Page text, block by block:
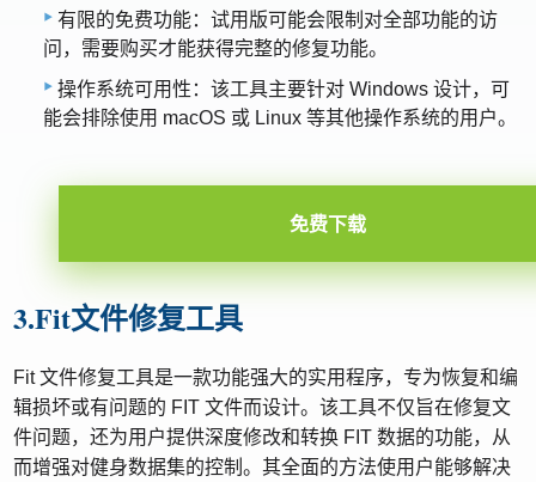
有限的免费功能：试用版可能会限制对全部功能的访
问，需要购买才能获得完整的修复功能。
操作系统可用性：该工具主要针对 Windows 设计，可
能会排除使用 macOS 或 Linux 等其他操作系统的用户。
免费下载
3.Fit文件修复工具
Fit 文件修复工具是一款功能强大的实用程序，专为恢复和编
辑损坏或有问题的 FIT 文件而设计。该工具不仅旨在修复文
件问题，还为用户提供深度修改和转换 FIT 数据的功能，从
而增强对健身数据集的控制。其全面的方法使用户能够解决